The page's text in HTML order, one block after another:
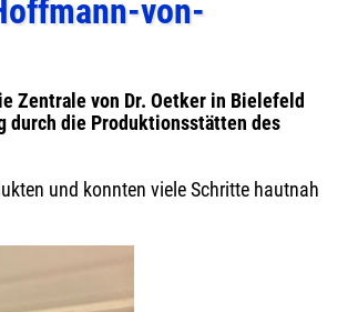
von-
Zentrale von Dr. Oetker in Bielefeld
durch die Produktionsstätten des
und konnten viele Schritte hautnah